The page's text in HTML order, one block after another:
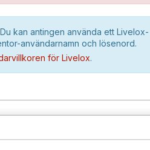
kan antingen använda ett Livelox-
användarnamn och lösenord.
för Livelox.